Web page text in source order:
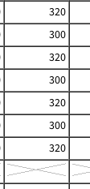
320
300
320
300
320
300
320